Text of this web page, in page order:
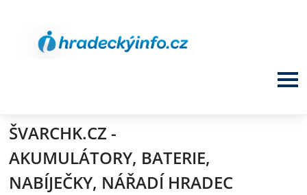
ŠVARCHK.CZ -
AKUMULÁTORY, BATERIE,
NABÍJEČKY, NÁŘADÍ HRADEC